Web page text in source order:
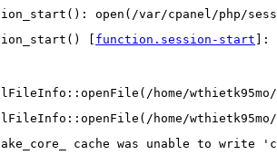
open(/var/cpanel/php/
[ function.session-start ]:
home/wthietk95mo/
home/
cache was unable to write